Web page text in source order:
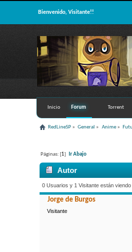
Bienvenido, Visitante!!
Inicio Forum Torrent
RedLineSP » General » Anime»
Páginas: [ 1] Ir Abajo
Autor
0 Usuarios y 1 Visitante están viendo
Jorge de Burgos
Visitante